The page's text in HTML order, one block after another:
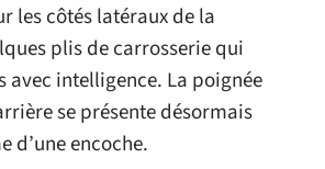
les côtés latéraux de la
plis de carrosserie qui
avec intelligence. La poignée
se présente désormais
d’une encoche.